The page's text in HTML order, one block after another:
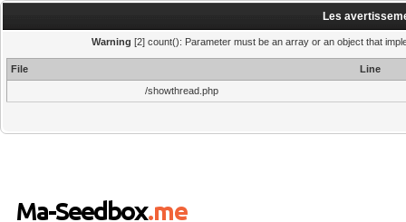
Les
Warning [2] count(): Parameter must be an array or an object that
File
Line
/showthread.php